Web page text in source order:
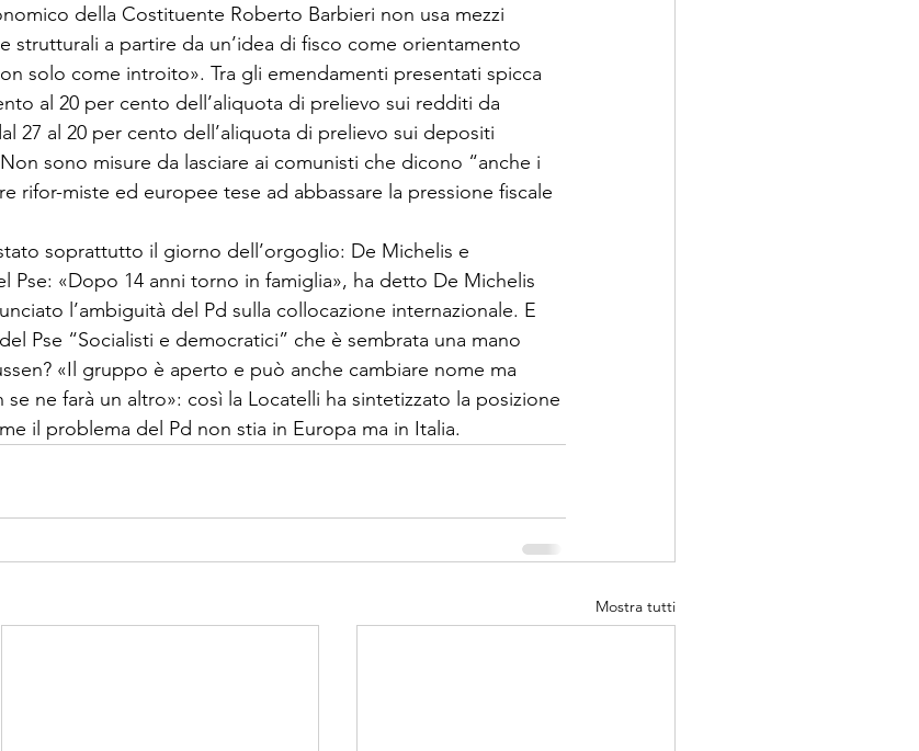
della Costituente Roberto Barbieri non usa mezzi
strutturali a parti­re da un’idea di fisco come orientamen­to
solo come introito». Tra gli emendamenti presentati spicca
al 20 per cento dell’aliquota di prelievo sui redditi da
27 al 20 per cento del­l’aliquota di prelievo sui depositi
sono misure da lasciare ai comunisti che dicono “an­che i
rifor-miste ed europee tese ad abbassare la pressione fiscale
so­prattutto il giorno dell’orgoglio: De Mi­chelis e
Pse: «Dopo 14 anni torno in famiglia», ha detto De Michelis
l’ambiguità del Pd sulla collocazione internazionale. E
Pse “Socialisti e democratici” che è sembrata una mano
«Il gruppo è aperto e può anche cambiare nome ma
se ne farà un altro»: così la Locatelli ha sinte­tizzato la posizione
il problema del Pd non stia in Europa ma in Italia.
Mostra tutti